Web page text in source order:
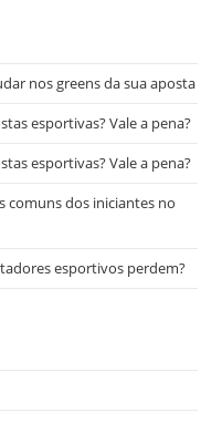
nos greens da sua aposta
esportivas? Vale a pena?
esportivas? Vale a pena?
comuns dos iniciantes no
esportivos perdem?